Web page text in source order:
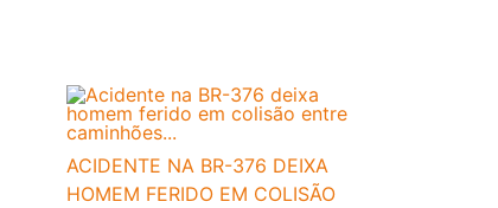
ACIDENTE NA BR-376 DEIXA
HOMEM FERIDO EM COLISÃO